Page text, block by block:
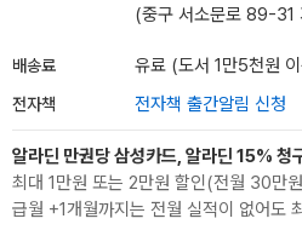
(중구 서소문로 89-31
배송료 유료 (도서 1만5천원
전자책 전자책 출간알림 신청
알라딘 만권당 삼성카드, 알라딘 15% 청
최대 1만원 또는 2만원 할인(전월 30만
급월 +1개월까지는 전월 실적이 없어도